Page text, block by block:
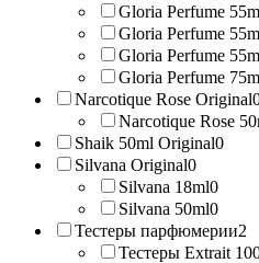
Gloria Perfume
Gloria Perfume
Gloria Perfume
Gloria Perfume
Narcotique Rose Original
Narcotique Rose
Shaik 50ml Original0
Silvana Original0
Silvana 18ml0
Silvana 50ml0
Тестеры парфюмерии2
Тестеры Extrait